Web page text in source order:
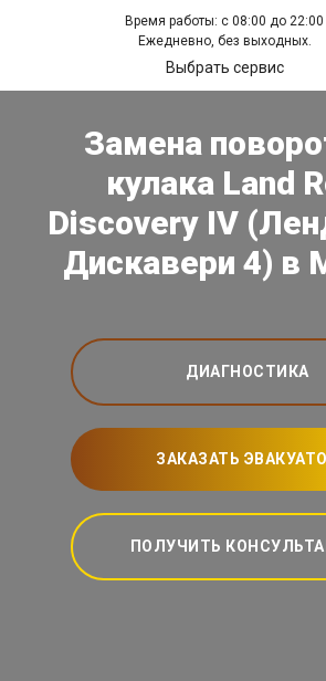
Время работы: с 08:00 до 22:00
Ежедневно, без выходных.
Выбрать сервис
Замена
кулака Land
Discovery IV
Дискавери 4) в
ДИАГНОСТИКА
ЗАКАЗАТЬ
ПОЛУЧИТЬ